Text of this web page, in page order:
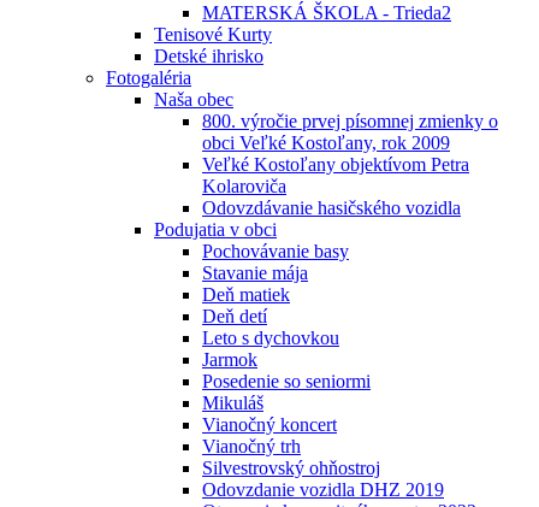
MATERSKÁ ŠKOLA - Trieda2
Tenisové Kurty
Detské ihrisko
Fotogaléria
Naša obec
800. výročie prvej písomnej zmienky o
obci Veľké Kostoľany, rok 2009
Veľké Kostoľany objektívom Petra
Kolaroviča
Odovzdávanie hasičského vozidla
Podujatia v obci
Pochovávanie basy
Stavanie mája
Deň matiek
Deň detí
Leto s dychovkou
Jarmok
Posedenie so seniormi
Mikuláš
Vianočný koncert
Vianočný trh
Silvestrovský ohňostroj
Odovzdanie vozidla DHZ 2019